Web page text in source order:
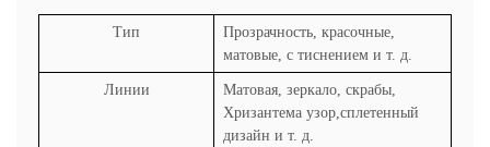
Тип
Прозрачность, красочные,
матовые, с тиснением и т. д.
Линии
Матовая, зеркало, скрабы,
Хризантема узор,сплетенный
дизайн и т. д.